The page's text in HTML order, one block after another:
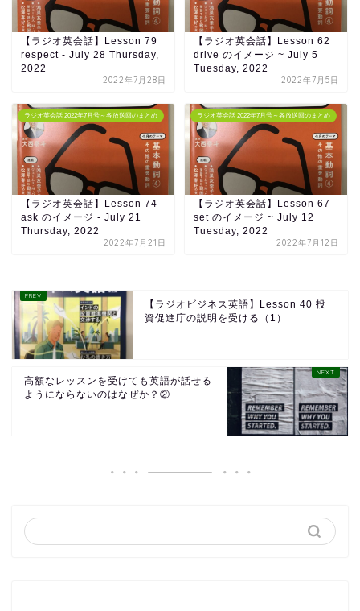
【ラジオ英会話】Lesson 79
respect - July 28 Thursday,
2022
2022年7月28日
【ラジオ英会話】Lesson 62
drive のイメージ ~ July 5
Tuesday, 2022
2022年7月5日
ラジオ英会話 2022年7月号～各放送回のまとめ
【ラジオ英会話】Lesson 74
ask のイメージ - July 21
Thursday, 2022
2022年7月21日
ラジオ英会話 2022年7月号～各放送回のまとめ
【ラジオ英会話】Lesson 67
set のイメージ ~ July 12
Tuesday, 2022
2022年7月12日
【ラジオビジネス英語】Lesson 40 投
資促進庁の説明を受ける（1）
高額なレッスンを受けても英語が話せる
ようにならないのはなぜか？②